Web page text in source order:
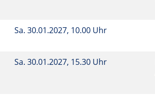
Sa. 30.01.2027, 10.00 Uhr
Sa. 30.01.2027, 15.30 Uhr